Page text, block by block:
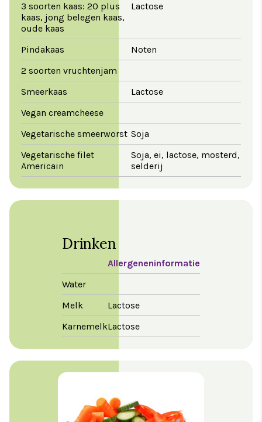
3 soorten kaas: 20 plus
kaas, jong belegen kaas,
oude kaas
Lactose
Pindakaas
Noten
2 soorten vruchtenjam
Smeerkaas
Lactose
Vegan creamcheese
Vegetarische smeerworst Soja
Vegetarische filet
Americain
Soja, ei, lactose, mosterd,
selderij
Drinken
Allergeneninformatie
Water
Melk
Lactose
KarnemelkLactose